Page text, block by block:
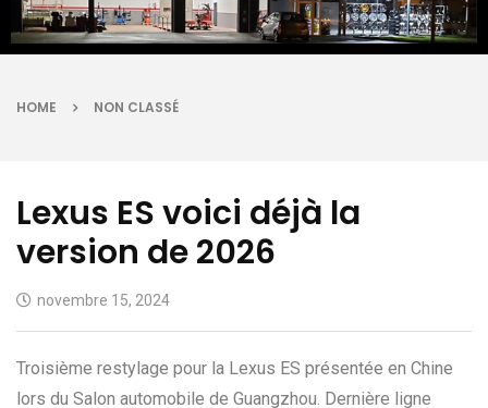
HOME NON CLASSÉ
Lexus ES voici déjà la
version de 2026
novembre 15, 2024
Troisième restylage pour la Lexus ES présentée en Chine
lors du Salon automobile de Guangzhou. Dernière ligne